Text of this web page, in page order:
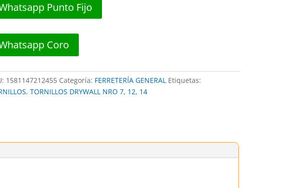
Punto Fijo
Coro
1581147212455 Categoría: FERRETERÍA GENERAL Etiquetas:
, TORNILLOS DRYWALL NRO 7, 12, 14